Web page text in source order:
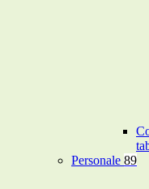
Personale 89